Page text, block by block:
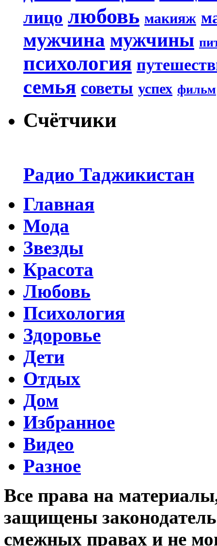
лицо любовь макияж
мужчина мужчины
психология
семья советы успех фильм
Счётчики
Радио Таджикистан
Главная
Мода
Звезды
Красота
Любовь
Психология
Здоровье
Дети
Отдых
Дом
Избранное
Видео
Разное
Все права на
защищены
смежных правах и не